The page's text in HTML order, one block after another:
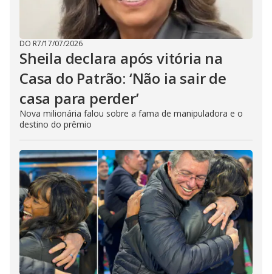
DO R7/17/07/2026
Sheila declara após vitória na
Casa do Patrão: ‘Não ia sair de
casa para perder’
Nova milionária falou sobre a fama de manipuladora e o
destino do prêmio